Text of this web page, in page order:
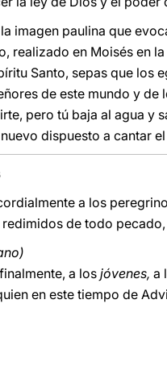
imagen paulina que
realizado en Moisés en
Santo, sepas que los
de este mundo y de
pero tú baja al agua y
dispuesto a cantar
a los
redimidos de todo
a los jóvenes, a
en este tiempo de